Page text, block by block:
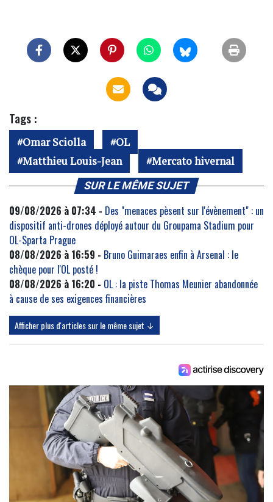
Tags :
Omar Sciolla
OL
Matthieu Louis-Jean
Mercato hivernal
SUR LE MÊME SUJET
09/08/2026 à 07:34 - Des "menaces pèsent sur l'évènement" : un
dispositif anti-drones déployé autour du Groupama Stadium pour
OL-Sparta Prague
08/08/2026 à 16:59 - Bruno Guimaraes enfin à Arsenal : le
chèque pour l'OL posté !
08/08/2026 à 16:20 - OL : la piste Thomas Meunier abandonnée
à cause de ses exigences financières
Afficher plus d'articles sur le même sujet ↓